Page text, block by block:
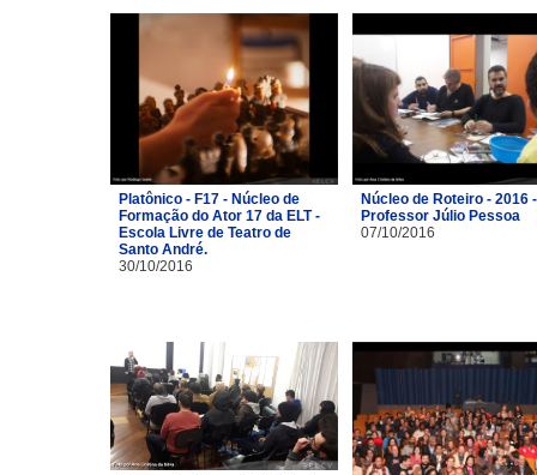
Platônico - F17 - Núcleo de
Formação do Ator 17 da ELT -
Escola Livre de Teatro de
Santo André.
30/10/2016
Núcleo de Roteiro - 2016 -
Professor Júlio Pessoa
07/10/2016